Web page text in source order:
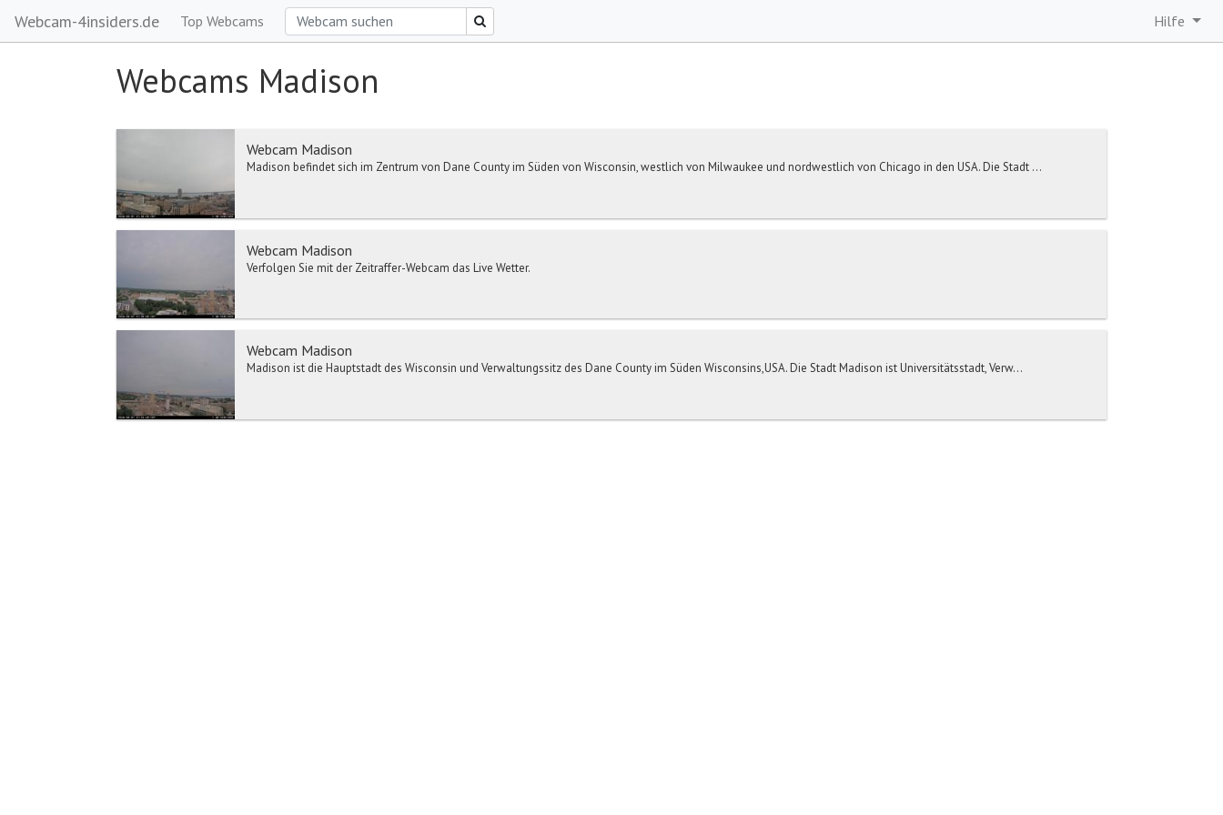
Webcam-4insiders.de Top Webcams Hilfe
Webcams Madison
Webcam Madison
Madison befindet sich im Zentrum von Dane County im Süden von Wisconsin, westlich von Milwaukee und nordwestlich von Chicago in den USA. Die Stadt ...
Webcam Madison
Verfolgen Sie mit der Zeitraffer-Webcam das Live Wetter.
Webcam Madison
Madison ist die Hauptstadt des Wisconsin und Verwaltungssitz des Dane County im Süden Wisconsins,USA. Die Stadt Madison ist Universitätsstadt, Verw...